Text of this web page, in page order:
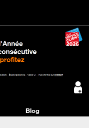
Blog